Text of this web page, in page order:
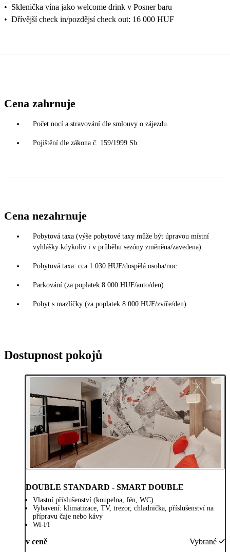
• Sklenička vína jako welcome drink v Posner baru
• Dřívější check in/pozdějsí check out: 16 000 HUF
Cena zahrnuje
Počet nocí a stravování dle smlouvy o zájezdu.
Pojištění dle zákona č. 159/1999 Sb.
Cena nezahrnuje
Pobytová taxa (výše pobytové taxy může být úpravou místní
vyhlášky kdykoliv i v průběhu sezóny změněna/zavedena)
Pobytová taxa: cca 1 030 HUF/dospělá osoba/noc
Parkování (za poplatek 8 000 HUF/auto/den).
Pobyt s mazlíčky (za poplatek 8 000 HUF/zvíře/den)
Dostupnost pokojů
DOUBLE STANDARD - SMART DOUBLE
Vlastní příslušenství (koupelna, fén, WC)
Vybavení: klimatizace, TV, trezor, chladnička, příslušenství na
přípravu čaje nebo kávy
Wi-Fi
v ceně Vybrané